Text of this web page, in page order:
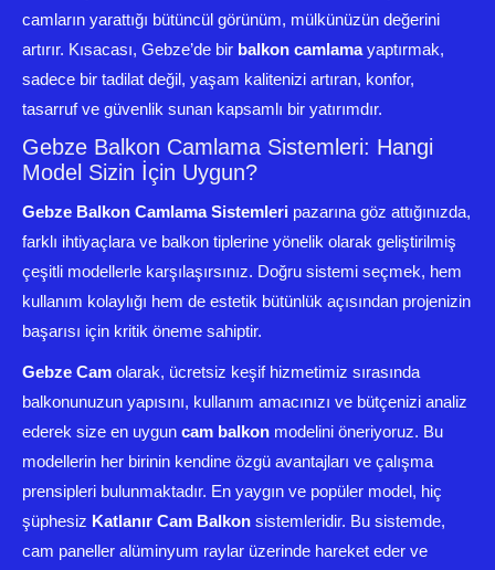
camların yarattığı bütüncül görünüm, mülkünüzün değerini
artırır. Kısacası, Gebze’de bir balkon camlamayaptırmak,
sadece bir tadilat değil, yaşam kalitenizi artıran, konfor,
tasarruf ve güvenlik sunan kapsamlı bir yatırımdır.
Gebze Balkon Camlama Sistemleri: Hangi
Model Sizin İçin Uygun?
Gebze Balkon Camlama Sistemleri pazarına göz attığınızda,
farklı ihtiyaçlara ve balkon tiplerine yönelik olarak geliştirilmiş
çeşitli modellerle karşılaşırsınız. Doğru sistemi seçmek, hem
kullanım kolaylığı hem de estetik bütünlük açısından projenizin
başarısı için kritik öneme sahiptir.
Gebze Cam olarak, ücretsiz keşif hizmetimiz sırasında
balkonunuzun yapısını, kullanım amacınızı ve bütçenizi analiz
ederek size en uygun cam balkon modelini öneriyoruz. Bu
modellerin her birinin kendine özgü avantajları ve çalışma
prensipleri bulunmaktadır. En yaygın ve popüler model, hiç
şüphesiz Katlanır Cam Balkon sistemleridir. Bu sistemde,
cam paneller alüminyum raylar üzerinde hareket eder ve